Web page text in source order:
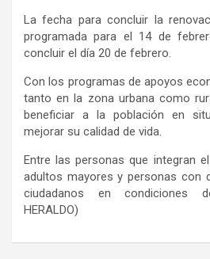
La fecha para concluir la
programada para el 14 de
concluir el día 20 de febrero.
Con los programas de apoyos
tanto en la zona urbana como
beneficiar a la población en
mejorar su calidad de vida.
Entre las personas que integran
adultos mayores y personas con
ciudadanos en condiciones
HERALDO)